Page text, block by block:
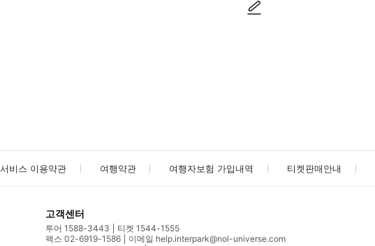
비스 이용약관 여행약관 여행자보험 가입내역 티켓판매안내
고객센터
투어 1588-3443
티켓 1544-1555
팩스 02-6919-1586
이메일 help.interpark@nol-universe.com